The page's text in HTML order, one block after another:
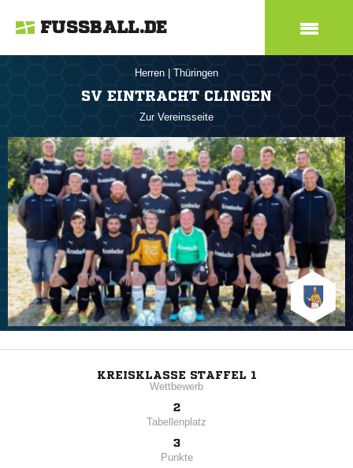
FUSSBALL.DE
Herren Thüringen
SV EINTRACHT CLINGEN
Zur Vereinsseite
KREISKLASSE STAFFEL 1
Wettbewerb
2
Tabellenplatz
3
Punkte